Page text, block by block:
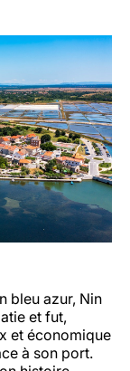
bleu azur, Nin
et fut,
et économique
à son port.